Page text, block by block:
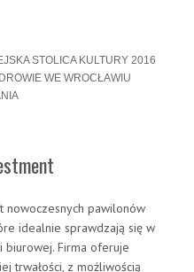
STOLICA KULTURY 2016
WE WROCŁAWIU
nowoczesnych pawilonów
idealnie sprawdzają się w
biurowej. Firma oferuje
trwałości, z możliwością